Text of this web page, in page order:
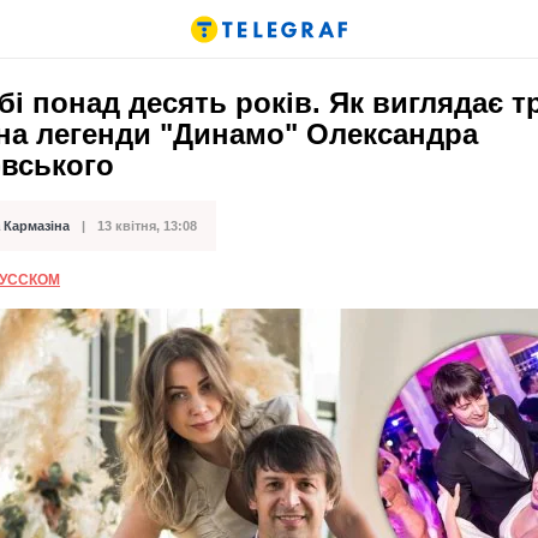
понад десять років. Як виглядає
легенди "Динамо" Олександра
Кармазіна 13 квітня, 13:08